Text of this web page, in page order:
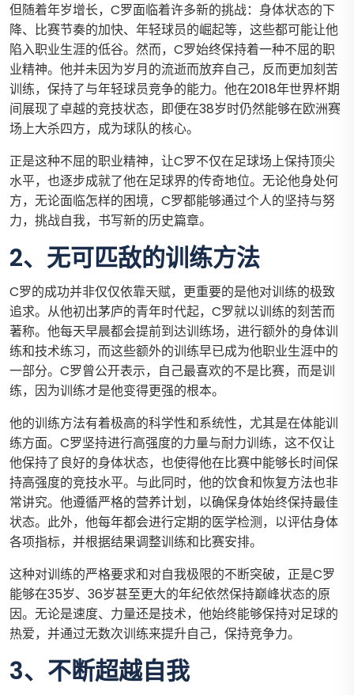
但随着年岁增长，C罗面临着许多新的挑战：身体状态的下
降、比赛节奏的加快、年轻球员的崛起等，这些都可能让他
陷入职业生涯的低谷。然而，C罗始终保持着一种不屈的职
业精神。他并未因为岁月的流逝而放弃自己，反而更加刻苦
训练，保持了与年轻球员竞争的能力。他在2018年世界杯期
间展现了卓越的竞技状态，即便在38岁时仍然能够在欧洲赛
场上大杀四方，成为球队的核心。
正是这种不屈的职业精神，让C罗不仅在足球场上保持顶尖
水平，也逐步成就了他在足球界的传奇地位。无论他身处何
方，无论面临怎样的困境，C罗都能够通过个人的坚持与努
力，挑战自我，书写新的历史篇章。
2、无可匹敌的训练方法
C罗的成功并非仅仅依靠天赋，更重要的是他对训练的极致
追求。从他初出茅庐的青年时代起，C罗就以训练的刻苦而
著称。他每天早晨都会提前到达训练场，进行额外的身体训
练和技术练习，而这些额外的训练早已成为他职业生涯中的
一部分。C罗曾公开表示，自己最喜欢的不是比赛，而是训
练，因为训练才是他变得更强的根本。
他的训练方法有着极高的科学性和系统性，尤其是在体能训
练方面。C罗坚持进行高强度的力量与耐力训练，这不仅让
他保持了良好的身体状态，也使得他在比赛中能够长时间保
持高强度的竞技水平。与此同时，他的饮食和恢复方法也非
常讲究。他遵循严格的营养计划，以确保身体始终保持最佳
状态。此外，他每年都会进行定期的医学检测，以评估身体
各项指标，并根据结果调整训练和比赛安排。
这种对训练的严格要求和对自我极限的不断突破，正是C罗
能够在35岁、36岁甚至更大的年纪依然保持巅峰状态的原
因。无论是速度、力量还是技术，他始终能够保持对足球的
热爱，并通过无数次训练来提升自己，保持竞争力。
3、不断超越自我